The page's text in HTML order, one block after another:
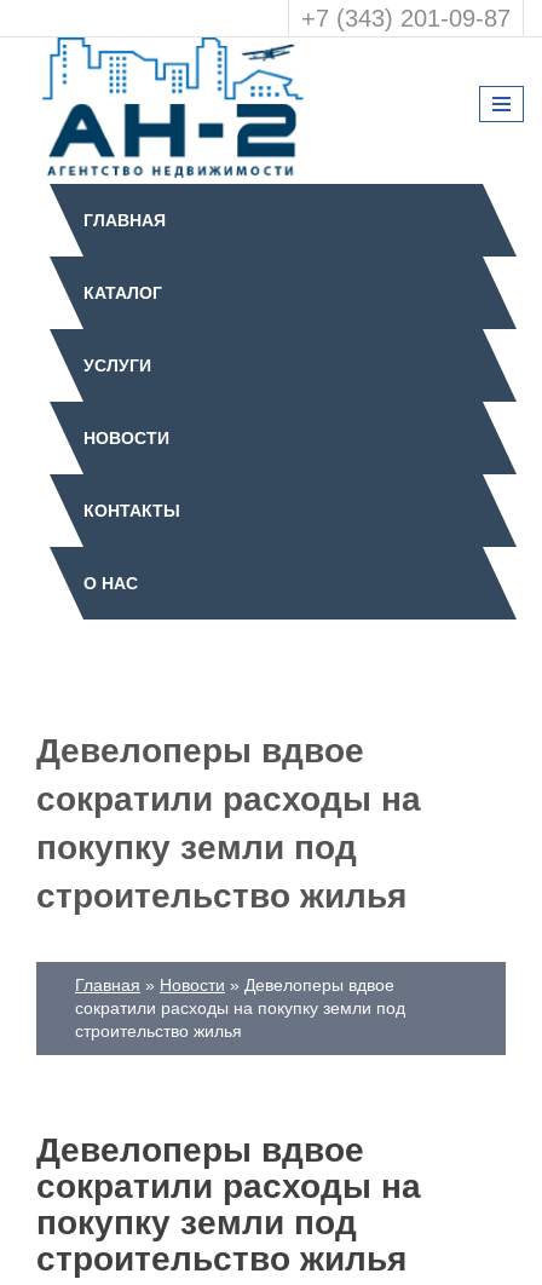
+7 (343) 201-09-87
ГЛАВНАЯ
КАТАЛОГ
УСЛУГИ
НОВОСТИ
КОНТАКТЫ
О НАС
Девелоперы вдвое
сократили расходы на
покупку земли под
строительство жилья
Главная Новости
Девелоперы вдвое
сократили расходы на покупку земли под
строительство жилья
Девелоперы вдвое
сократили расходы на
покупку земли под
строительство жилья